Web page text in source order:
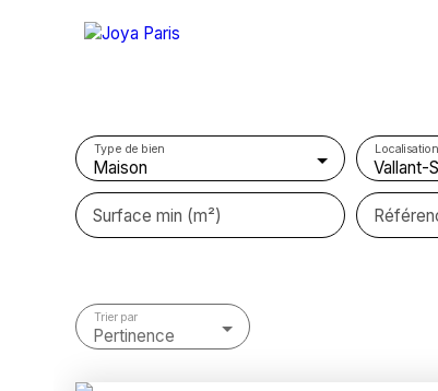
Maison
Type de bien Localisation
Surface min (m²)
Pertinence
Trier par